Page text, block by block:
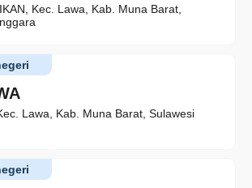
Kec. Lawa, Kab. Muna Barat,
Lawa, Kab. Muna Barat, Sulawesi